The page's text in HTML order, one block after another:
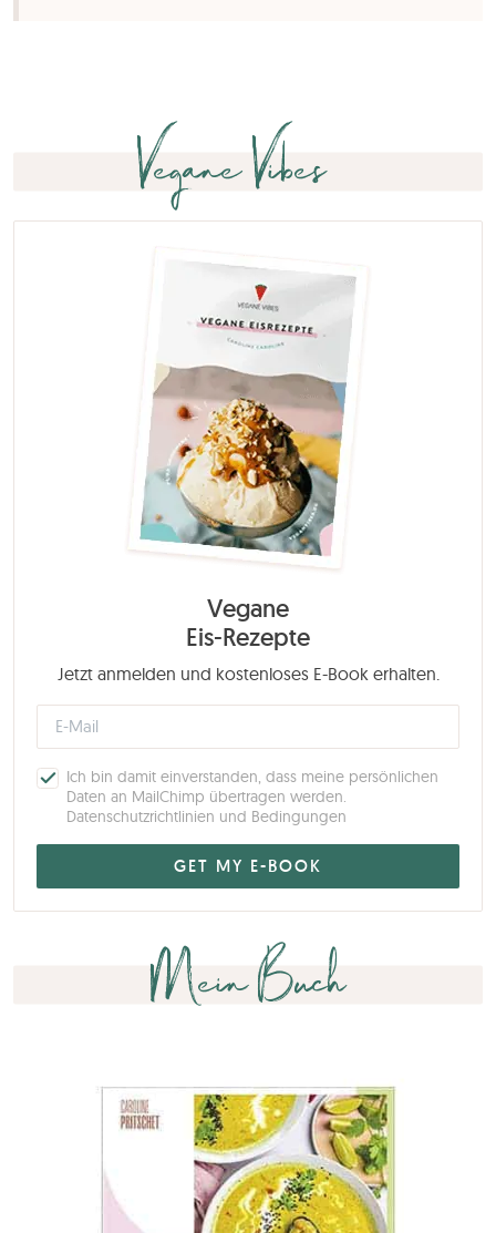
Vegane Vibes
Vegane
Eis-Rezepte
Jetzt anmelden und kostenloses E-Book erhalten.
Ich bin damit einverstanden, dass meine persönlichen
Daten an MailChimp übertragen werden.
Datenschutzrichtlinien und Bedingungen
Mein Buch